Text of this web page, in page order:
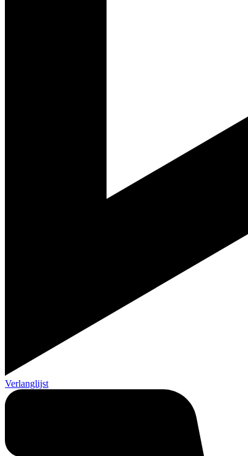
Verlanglijst